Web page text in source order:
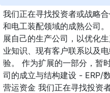
我们正在寻找投资者或战略
和电工装配领域的成熟公司
展自己的生产公司，以优化
业知识、现有客户联系以及
验。 作为扩展的一部分，暂
司的成立与结构建设 - ERP/
营运资金 我们正在寻找投资